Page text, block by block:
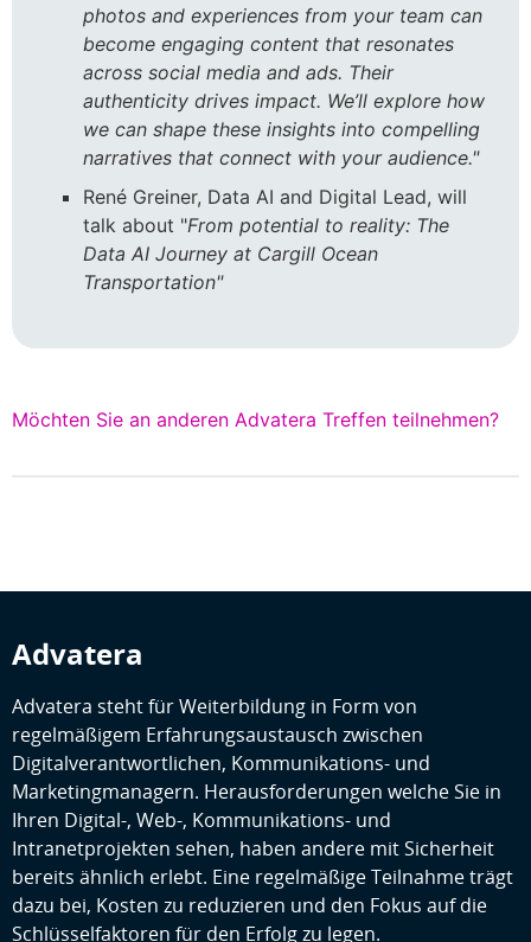
photos and experiences from your team can
become engaging content that resonates
across social media and ads. Their
authenticity drives impact. We’ll explore how
we can shape these insights into compelling
narratives that connect with your audience."
René Greiner, Data AI and Digital Lead, will
talk about "From potential to reality: The
Data AI Journey at Cargill Ocean
Transportation"
Möchten Sie an anderen Advatera Treffen teilnehmen?
Advatera
Advatera steht für Weiterbildung in Form von
regelmäßigem Erfahrungsaustausch zwischen
Digitalverantwortlichen, Kommunikations- und
Marketingmanagern. Herausforderungen welche Sie in
Ihren Digital-, Web-, Kommunikations- und
Intranetprojekten sehen, haben andere mit Sicherheit
bereits ähnlich erlebt. Eine regelmäßige Teilnahme trägt
dazu bei, Kosten zu reduzieren und den Fokus auf die
Schlüsselfaktoren für den Erfolg zu legen.